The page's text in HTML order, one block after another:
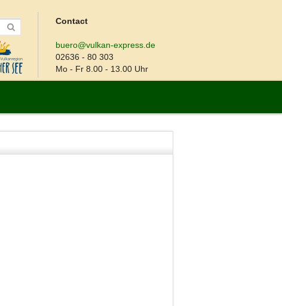
Contact
buero@vulkan-express.de
02636 - 80 303
Mo - Fr 8.00 - 13.00 Uhr